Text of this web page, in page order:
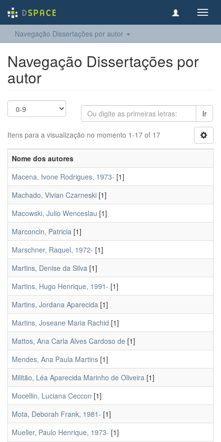
Navegação Dissertações por autor
Navegação Dissertações por
autor
Ir
Itens para a visualização no momento 1-17 of 17
Nome dos autores
Macena, Ivone Rodrigues, 1973- [1]
Machado, Vivian Czarneski [1]
Macowski, Julio Wenceslau [1]
Marconcin, Patricia [1]
Marschner, Raquel, 1972- [1]
Martins, Denise da Silva [1]
Martins, Hugo Henrique, 1991- [1]
Martins, Jordana Aparecida [1]
Martins, Joseane Maria Rachid [1]
Mattos, Ana Carla Alves Cardoso de [1]
Mendes, Ana Paula Martins [1]
Militão, Léa Aparecida Marinho de Oliveira [1]
Mocellin, Luciana Ceccon [1]
Mota, Deborah Frank, 1981- [1]
Mueller, Paulo Henrique, 1973- [1]